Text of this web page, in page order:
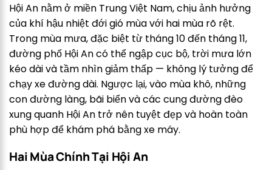
Hội An nằm ở miền Trung Việt Nam, chịu ảnh hưởng
của khí hậu nhiệt đới gió mùa với hai mùa rõ rệt.
Trong mùa mưa, đặc biệt từ tháng 10 đến tháng 11,
đường phố Hội An có thể ngập cục bộ, trời mưa lớn
kéo dài và tầm nhìn giảm thấp — không lý tưởng để
chạy xe đường dài. Ngược lại, vào mùa khô, những
con đường làng, bãi biển và các cung đường đèo
xung quanh Hội An trở nên tuyệt đẹp và hoàn toàn
phù hợp để khám phá bằng xe máy.
Hai Mùa Chính Tại Hội An